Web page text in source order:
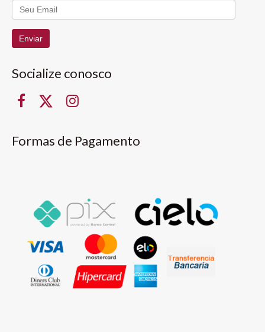
Enviar
Socialize conosco
Formas de Pagamento